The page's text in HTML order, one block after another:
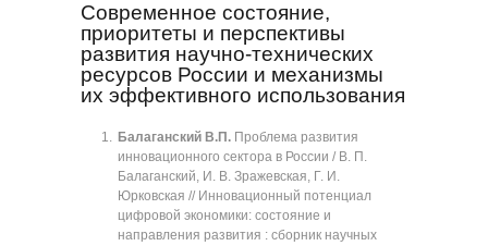
Современное состояние,
приоритеты и перспективы
развития научно-технических
ресурсов России и механизмы
их эффективного использования
Балаганский В.П. Проблема развития
инновационного сектора в России / В. П.
Балаганский, И. В. Зражевская, Г. И.
Юрковская // Инновационный потенциал
цифровой экономики: состояние и
направления развития : сборник научных